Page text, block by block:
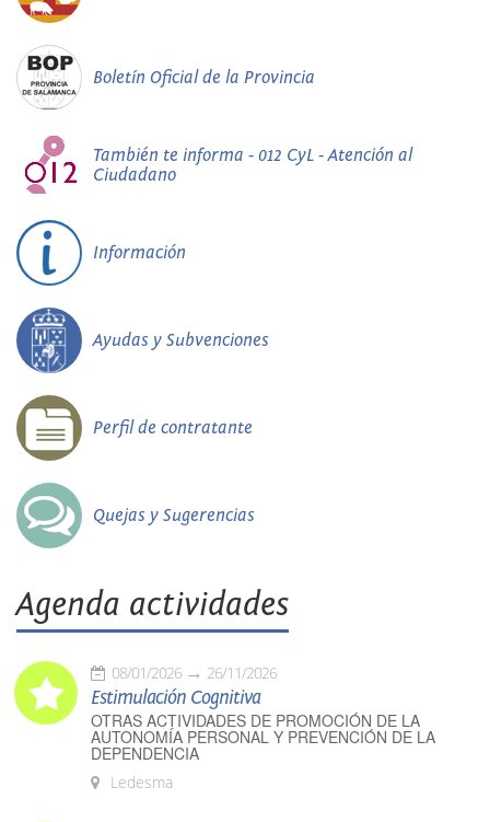
Boletín Oficial de la Provincia
También te informa - 012 CyL - Atención al
Ciudadano
Información
Ayudas y Subvenciones
Perfil de contratante
Quejas y Sugerencias
Agenda actividades
08/01/2026 26/11/2026
Estimulación Cognitiva
OTRAS ACTIVIDADES DE PROMOCIÓN DE LA
AUTONOMÍA PERSONAL Y PREVENCIÓN DE LA
DEPENDENCIA
Ledesma